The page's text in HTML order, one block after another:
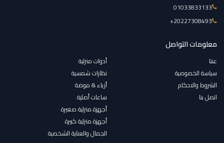
01033833133
‎+20227308493
معلومات التواصل
عننا
سياسة الخصوصية
الشروط والاحكام
اتصل بنا
أدوات منزلية
نظارات شمسية
أزياء & موضة
ساعات أصلية
أجهزة منزلية صغيرة
أجهزة منزلية كبيرة
الجمال والعناية الشخصية